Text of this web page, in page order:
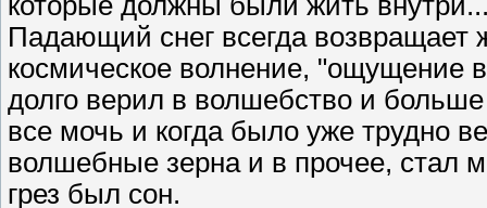
Падающий снег всегда возвращает
космическое волнение, "ощущение
долго верил в волшебство и
все мочь и когда было уже трудно
волшебные зерна и в прочее, стал
грез был сон.